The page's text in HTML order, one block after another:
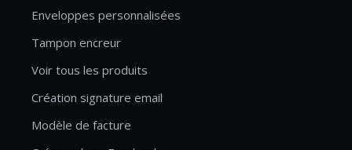
Enveloppes personnalisées
Tampon encreur
Voir tous les produits
Création signature email
Modèle de facture